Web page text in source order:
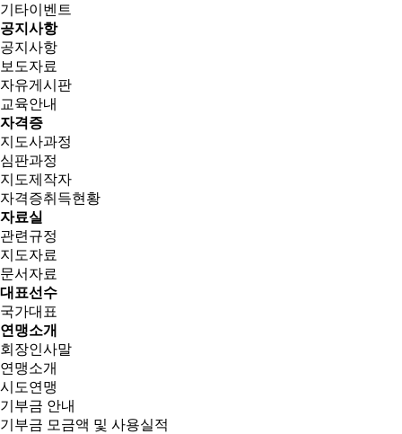
기타이벤트
공지사항
공지사항
보도자료
자유게시판
교육안내
자격증
지도사과정
심판과정
지도제작자
자격증취득현황
자료실
관련규정
지도자료
문서자료
대표선수
국가대표
연맹소개
회장인사말
연맹소개
시도연맹
기부금 안내
기부금 모금액 및 사용실적